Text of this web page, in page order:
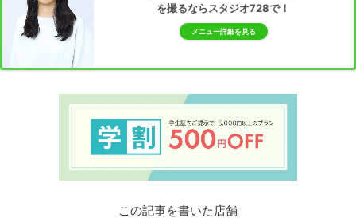
を撮るならスタジオ728で！
メニュー詳細を見る
この記事を書いた店舗